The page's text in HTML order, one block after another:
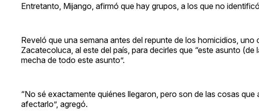
Entretanto, Mijango, afirmó que hay grupos, a los que no
Reveló que una semana antes del repunte de los homicidios,
Zacatecoluca, al este del país, para decirles que “este asunto
mecha de todo este asunto”.
“No sé exactamente quiénes llegaron, pero son de las cosas
afectarlo”, agregó.